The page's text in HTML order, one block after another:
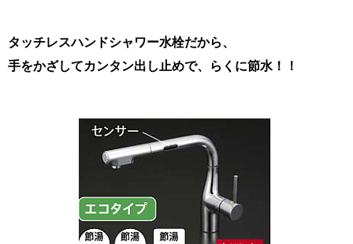
タッチレスハンドシャワー水栓だから、
手をかざしてカンタン出し止めで、らくに節水！！